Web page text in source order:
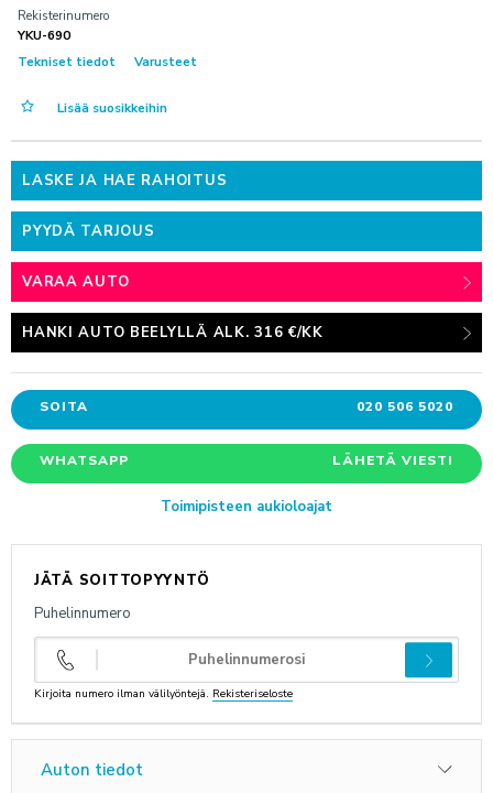
AUTOKESKUS HYVINKÄÄ
Mäkikuumolantie 20, Hyvinkää
Haltilanniitty 4, Espoo
Yritysmyynti
Hallinto
Markkinointi & viestintä
Laskutustiedot
Palaute
Reklamaatio
PALVELUHAKU
OTA YHTEYTTÄ
ANNA PALAUTETTA
TILAA UUTISKIRJE
Rekisterinumero
YKU-690
Tekniset tiedot
Varusteet
Lisää suosikkeihin
LASKE JA HAE RAHOITUS
PYYDÄ TARJOUS
VARAA AUTO
HANKI AUTO BEELYLLÄ ALK. 316 €/KK
SOITA 020 506 5020
WHATSAPP LÄHETÄ VIESTI
Toimipisteen aukioloajat
JÄTÄ SOITTOPYYNTÖ
Puhelinnumero
Kirjoita numero ilman välilyöntejä. Rekisteriseloste
Auton tiedot